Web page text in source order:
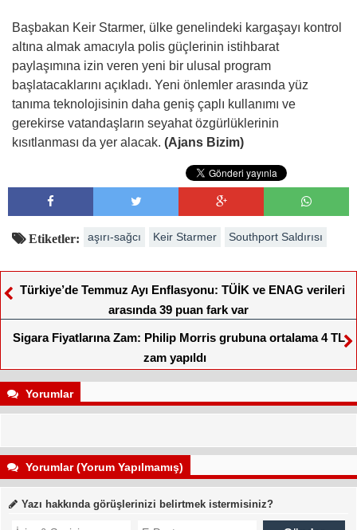
Başbakan Keir Starmer, ülke genelindeki kargaşayı kontrol
altına almak amacıyla polis güçlerinin istihbarat
paylaşımına izin veren yeni bir ulusal program
başlatacaklarını açıkladı. Yeni önlemler arasında yüz
tanıma teknolojisinin daha geniş çaplı kullanımı ve
gerekirse vatandaşların seyahat özgürlüklerinin
kısıtlanması da yer alacak. (Ajans Bizim)
Etiketler: aşırı-sağcı Keir Starmer Southport Saldırısı
Türkiye’de Temmuz Ayı Enflasyonu: TÜİK ve ENAG verileri
arasında 39 puan fark var
Sigara Fiyatlarına Zam: Philip Morris grubuna ortalama 4 TL
zam yapıldı
Yorumlar
Yorumlar (Yorum Yapılmamış)
Yazı hakkında görüşlerinizi belirtmek istermisiniz?